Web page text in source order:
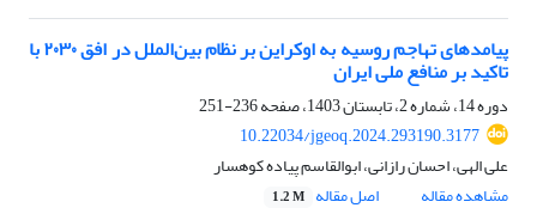
پیامدهای تهاجم روسیه به اوکراین بر نظام بین‌الملل در افق ۲۰۳۰ با
تاکید بر منافع ملی ایران
دوره 14، شماره 2، تابستان 1403، صفحه
236-251
10.22034/jgeoq.2024.293190.3177
علی الهی، احسان رازانی، ابوالقاسم پیاده کوهسار
مشاهده مقاله
اصل مقاله 1.2 M